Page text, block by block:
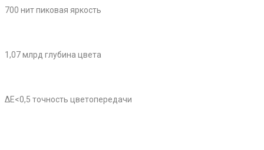
700 нит пиковая яркость
1,07 млрд глубина цвета
ΔE<0,5 точность цветопередачи